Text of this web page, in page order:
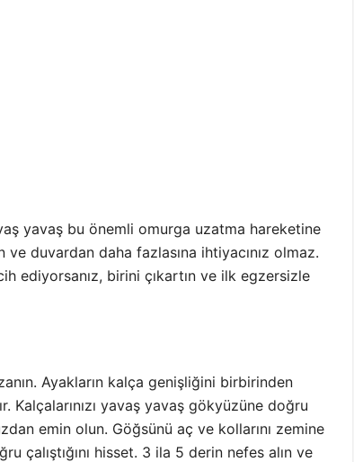
yavaş bu önemli omurga uzatma hareketine
duvardan daha fazlasına ihtiyacınız olmaz.
ediyorsanız, birini çıkartın ve ilk egzersizle
Ayakların kalça genişliğini birbirinden
Kalçalarınızı yavaş yavaş gökyüzüne doğru
emin olun. Göğsünü aç ve kollarını zemine
çalıştığını hisset. 3 ila 5 derin nefes alın ve